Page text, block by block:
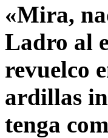
«Mira,
Ladro al
revuelco
ardillas
tenga